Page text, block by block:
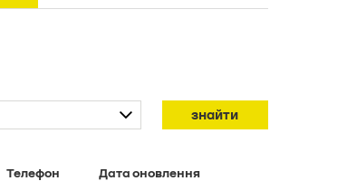
знайти
Телефон Дата оновлення